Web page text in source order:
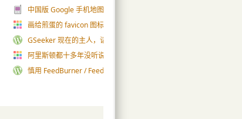
中国版 Google 手机地图试用
画给煎蛋的 favicon 图标
GSeeker 现在的主人，请让贤吧
阿里斯顿都十多年没听说过了
慎用 FeedBurner / Feedsky 的点击统计功能